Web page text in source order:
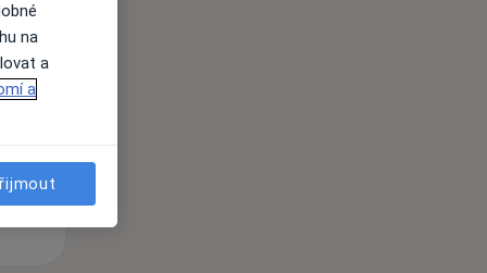
na
a
a